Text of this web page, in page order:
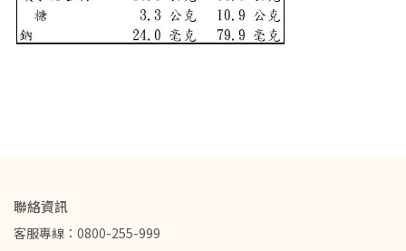
聯絡資訊
客服專線：0800-255-999